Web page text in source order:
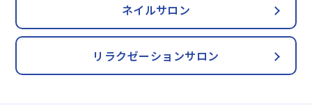
ネイルサロン
リラクゼーションサロン